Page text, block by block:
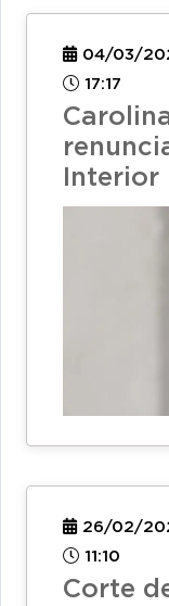
04/03/
17:17
Interior
26/02/
11:10
Corte